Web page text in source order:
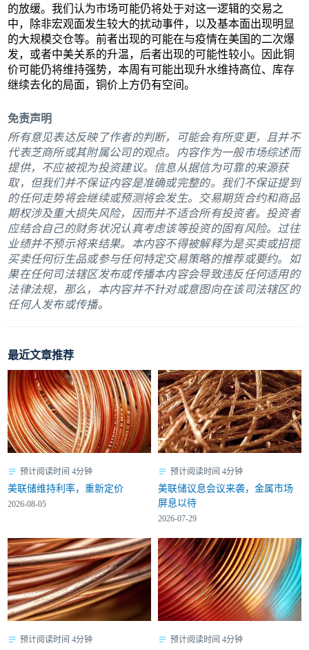
的放缓。我们认为市场可能仍将处于对这一逻辑的交易之
中，除非宏观面发生较大的扰动事件，以及基本面出现明显
的大规模交仓等。前者出现的可能在与疫情在美国的二次爆
发，或者中美关系的升温，后者出现的可能性较小。因此铜
价可能仍将维持强势，本周有可能出现升水维持高位、库存
继续去化的局面，铜价上方仍有空间。
免责声明
所有意见表达反映了作者的判断，可能会有所变更，且并不
代表芝商所或其附属公司的观点。内容作为一般市场综述而
提供，不应被视为投资建议。信息从据信为可靠的来源获
取，但我们并不保证内容是准确或完整的。我们不保证提到
的任何走势将会继续或预测将会发生。交易期货合约和商品
期权涉及重大损失风险，因而并不适合所有投资者。投资者
应结合自己的财务状况认真考虑该等投资的固有风险。过往
业绩并不预示将来结果。本内容不得被解释为是买卖或招揽
买卖任何衍生品或参与任何特定交易策略的推荐或要约。如
果在任何司法辖区发布或传播本内容会导致违反任何适用的
法律法规，那么，本内容并不针对或意图向在该司法辖区的
任何人发布或传播。
最近文章推荐
预计阅读时间 4分钟
美联储维持利率，重新定价
2026-08-05
预计阅读时间 4分钟
美联储议息会议来袭，金属市场
屏息以待
2026-07-29
预计阅读时间 4分钟 预计阅读时间 4分钟